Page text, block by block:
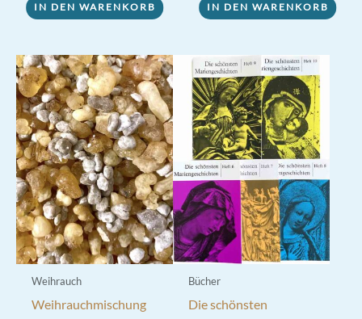
IN DEN WARENKORB IN DEN WARENKORB
Weihrauch
Weihrauchmischung
Bücher
Die schönsten